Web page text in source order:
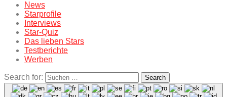
News
Starprofile
Interviews
Star-Quiz
Das lieben Stars
Testberichte
Werben
Search for: Search